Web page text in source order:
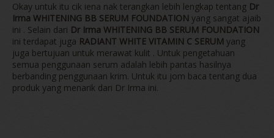
Okay untuk itu cik iena nak terangkan lebih lengkap tentang Dr
Irma WHITENING BB SERUM FOUNDATION yang sangat ajaib
ini . Selain dari Dr Irma WHITENING BB SERUM FOUNDATION
ini terdapat juga RADIANT WHITE VITAMIN C SERUM yang
juga bertujuan untuk merawat kulit . Untuk pengetahuan
semua penggunaan serum adalah lebih pantas hasilnya
berbanding penggunaan krim. Untuk itu jom baca tentang dua
produk yang menarik dari Dr Irma ini.